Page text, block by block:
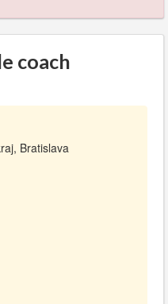
coach
Bratislava